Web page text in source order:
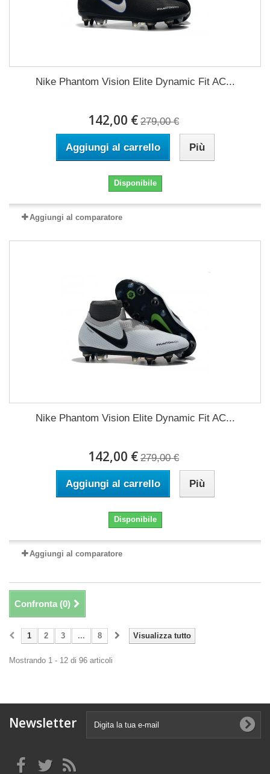
Nike Phantom Vision Elite Dynamic Fit AC...
142,00 € 279,00 €
Aggiungi al carrello Più
Disponibile
Aggiungi al comparatore
Nike Phantom Vision Elite Dynamic Fit AC...
142,00 € 279,00 €
Aggiungi al carrello Più
Disponibile
Aggiungi al comparatore
Confronta (0)
Visualizza tutto
1 2 3 ... 8
Mostrando 1 - 12 di 96 articoli
Newsletter